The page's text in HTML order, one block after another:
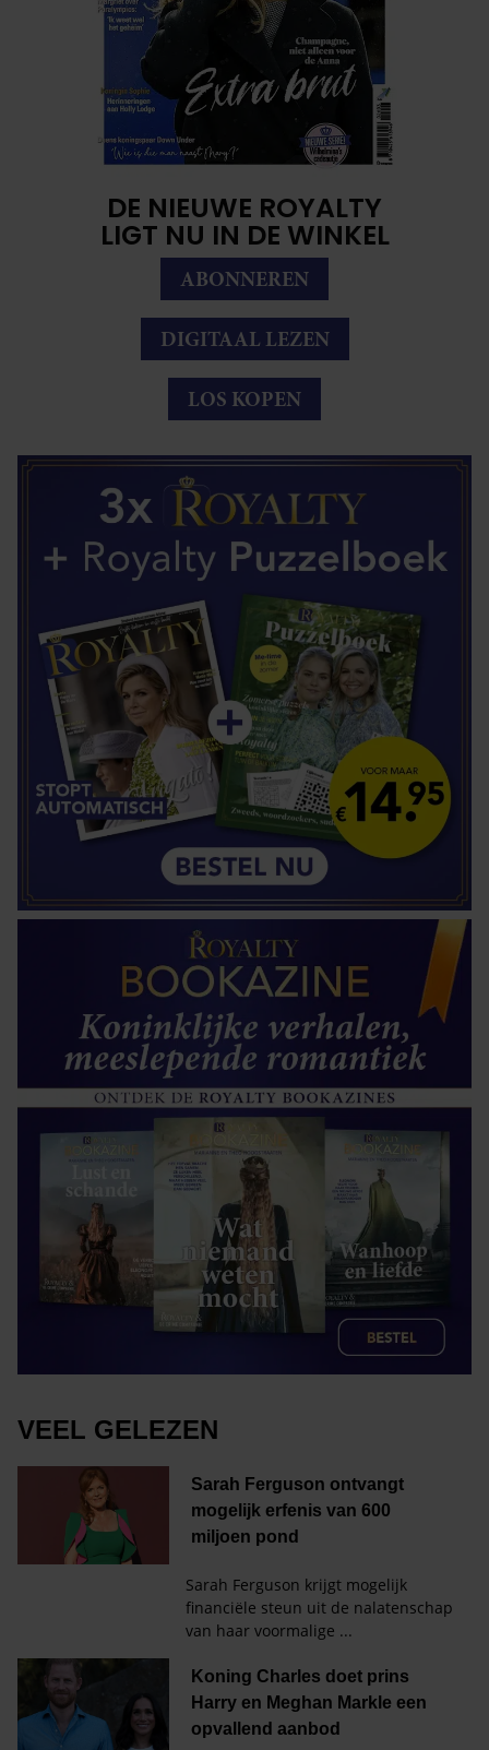
DE NIEUWE ROYALTY
LIGT NU IN DE WINKEL
ABONNEREN
DIGITAAL LEZEN
LOS KOPEN